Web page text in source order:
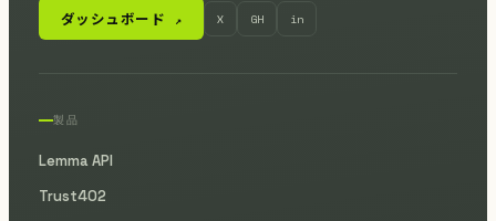
ダッシュボード ↗ X GH in
製品
Lemma API
Trust402